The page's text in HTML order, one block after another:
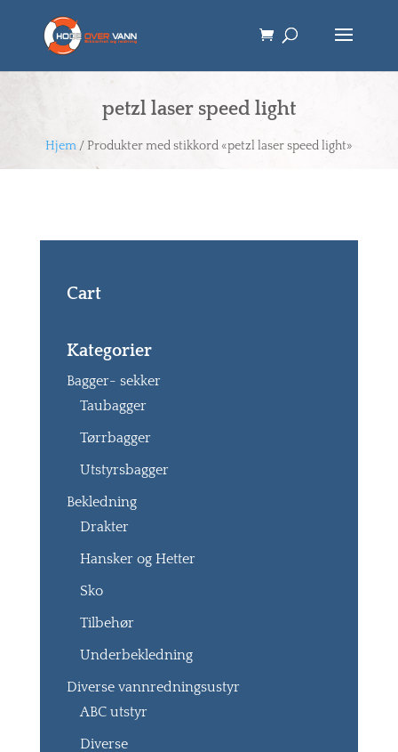
petzl laser speed light
Hjem/ Produkter med stikkord «petzl laser speed light»
Cart
Kategorier
Bagger- sekker
Taubagger
Tørrbagger
Utstyrsbagger
Bekledning
Drakter
Hansker og Hetter
Sko
Tilbehør
Underbekledning
Diverse vannredningsustyr
ABC utstyr
Diverse